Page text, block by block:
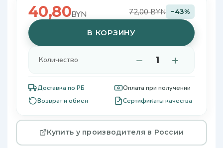
40,80BYN 72,00 BYN −43%
В КОРЗИНУ
Количество − +
Доставка по РБ
Оплата при получении
Возврат и обмен
Сертификаты качества
Купить у производителя в России